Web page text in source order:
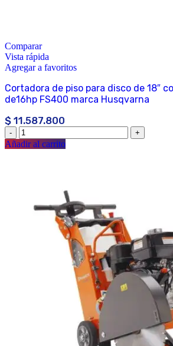
Comparar
Vista rápida
Agregar a favoritos
Cortadora de piso para disco de 18″
de16hp FS400 marca Husqvarna
$ 11.587.800
Añadir al carrito